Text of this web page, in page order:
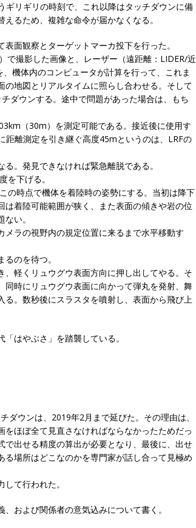
リギリの時刻で、これ以降はタッチダウンに備
るため、複雑な命令が届かなくなる。
面観察とターゲットマーカ投下を行った。
で撮影した画像と、レーザー（遠距離：LIDER/近
機体内のコンピュータが計算を行って、これま
地図とリアルタイムに照らし合わせる。そして
ダウンする。途中で問題があった場合は、もち
（30m）を測定可能である。接近後に使用す
距離測定を引き継ぐ高度45mというのは、LRFの
。発見できなければ緊急離脱である。
を下げる。
の時点で機体を着陸時の姿勢にする。当初は降下
着陸可能範囲が狭く、また表面の傾きや岩の位
い。
ラの視野内の規定位置に来るまで水平移動す
のを待つ。
軽くリュウグウ表面方向に押し出してやる。そ
時にリュウグウ表面に向かって弾丸を発射、舞
。数秒後にスラスタを噴射し、表面から飛び上
はやぶさ」を踏襲している。
ウンは、2019年2月まで延びた。その理由は、
ほぼ全て見直さなければならなかったためだっ
出せる精度の算出が必要となり、最後に、出せ
場所はどこなのかを専門家が話し合って見極め
て行われた。
および関係者の意気込みについて書く。